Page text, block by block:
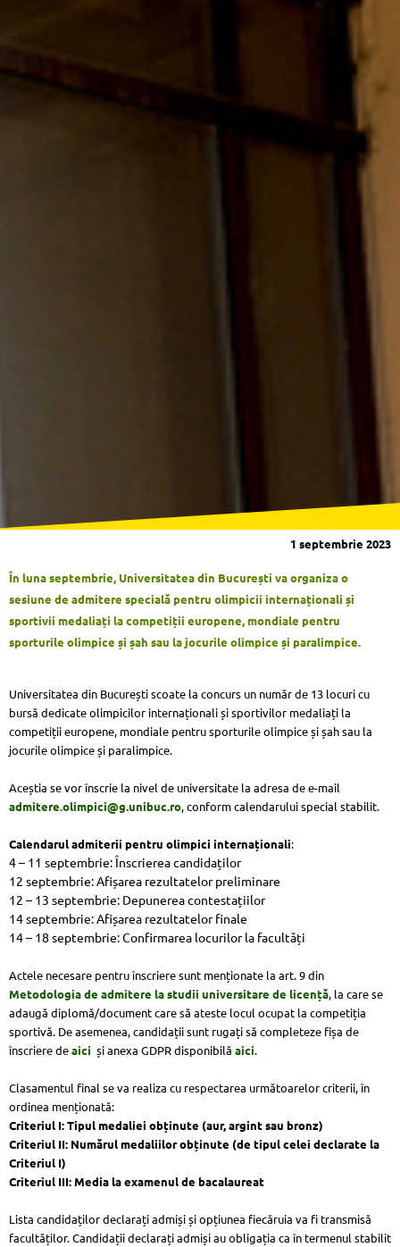
1 septembrie 2023
În luna septembrie, Universitatea din București va organiza o
sesiune de admitere specială pentru olimpicii internaționali și
sportivii medaliați la competiții europene, mondiale pentru
sporturile olimpice și șah sau la jocurile olimpice și paralimpice.
Universitatea din București scoate la concurs un număr de 13 locuri cu
bursă dedicate olimpicilor internaționali și sportivilor medaliați la
competiții europene, mondiale pentru sporturile olimpice și șah sau la
jocurile olimpice și paralimpice.
Aceștia se vor înscrie la nivel de universitate la adresa de e-mail
admitere.olimpici@g.unibuc.ro, conform calendarului special stabilit.
Calendarul admiterii pentru olimpici internaționali:
4 – 11 septembrie: Înscrierea candidaților
12 septembrie: Afișarea rezultatelor preliminare
12 – 13 septembrie: Depunerea contestațiilor
14 septembrie: Afișarea rezultatelor finale
14 – 18 septembrie: Confirmarea locurilor la facultăți
Actele necesare pentru înscriere sunt menționate la art. 9 din
Metodologia de admitere la studii universitare de licență, la care se
adaugă diplomă/document care să ateste locul ocupat la competiția
sportivă. De asemenea, candidații sunt rugați să completeze fișa de
înscriere deaici și anexa GDPR disponibilă aici.
Clasamentul final se va realiza cu respectarea următoarelor criterii, în
ordinea menționată:
Criteriul I: Tipul medaliei obținute (aur, argint sau bronz)
Criteriul II: Numărul medaliilor obținute (de tipul celei declarate la
Criteriul I)
Criteriul III: Media la examenul de bacalaureat
Lista candidaților declarați admiși și opțiunea fiecăruia va fi transmisă
facultăților. Candidații declarați admiși au obligația ca în termenul stabilit